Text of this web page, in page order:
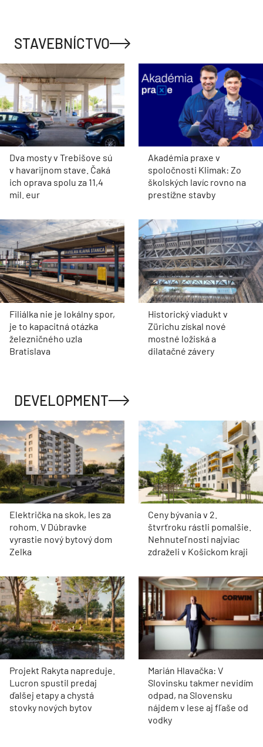
STAVEBNÍCTVO
Dva mosty v Trebišove sú
v havarijnom stave. Čaká
ich oprava spolu za 11,4
mil. eur
Akadémia praxe v
spoločnosti Klimak: Zo
školských lavíc rovno na
prestížne stavby
Filiálka nie je lokálny spor,
je to kapacitná otázka
železničného uzla
Bratislava
Historický viadukt v
Zürichu získal nové
mostné ložiská a
dilatačné závery
DEVELOPMENT
Električka na skok, les za
rohom. V Dúbravke
vyrastie nový bytový dom
Zelka
Ceny bývania v 2.
štvrťroku rástli pomalšie.
Nehnuteľnosti najviac
zdraželi v Košickom kraji
Projekt Rakyta napreduje.
Lucron spustil predaj
ďalšej etapy a chystá
stovky nových bytov
Marián Hlavačka: V
Slovinsku takmer nevidím
odpad, na Slovensku
nájdem v lese aj fľaše od
vodky